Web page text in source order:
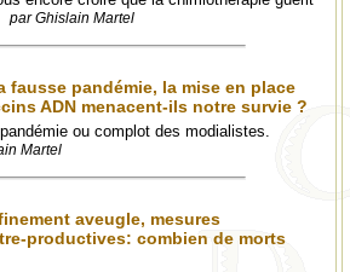
par Ghislain Martel
fausse pandémie, la mise en place
ADN menacent-ils notre survie ?
ou complot des modialistes.
Martel
aveugle, mesures
productives: combien de morts